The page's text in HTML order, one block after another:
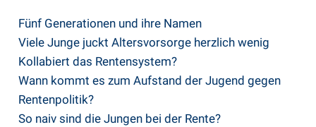
Fünf Generationen und ihre Namen
Viele Junge juckt Altersvorsorge herzlich wenig
Kollabiert das Rentensystem?
Wann kommt es zum Aufstand der Jugend gegen
Rentenpolitik?
So naiv sind die Jungen bei der Rente?